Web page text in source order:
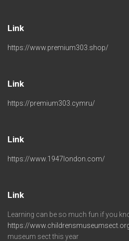
Link
https://www.premium303.shop/
Link
https://premium303.cymru/
Link
https://www.1947london.com/
Link
Learning can be so much fun if you
https://
museum sect this year